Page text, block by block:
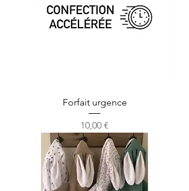
Forfait urgence
Prix
10,00 €